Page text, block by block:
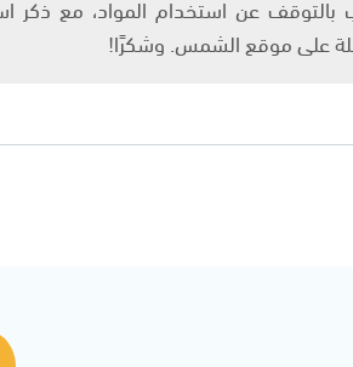
على موقع الشمس. وشكرًا!